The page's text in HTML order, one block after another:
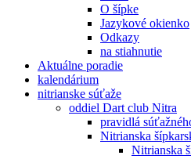
O šípke
Jazykové okienko
Odkazy
na stiahnutie
Aktuálne poradie
kalendárium
nitrianske súťaže
oddiel Dart club Nitra
pravidlá
Nitrianska
Nitrianska